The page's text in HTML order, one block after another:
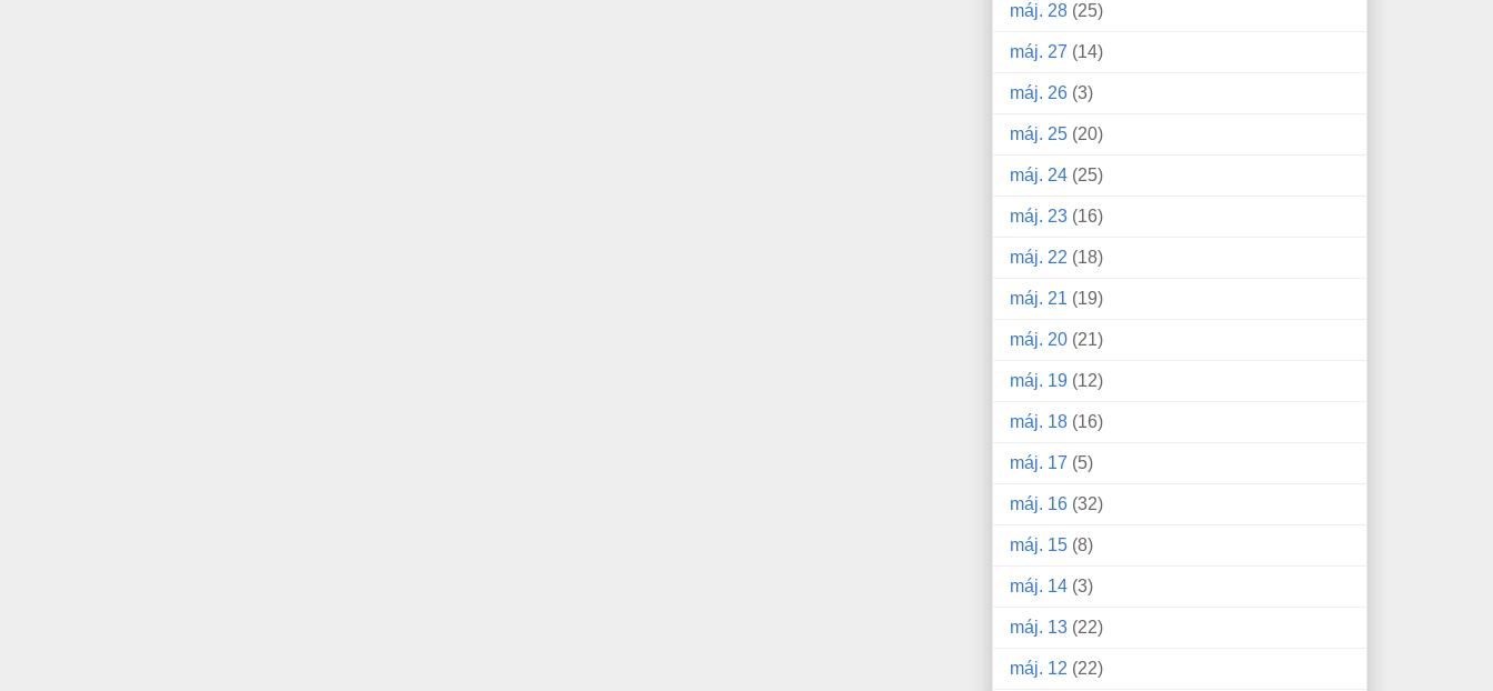
máj. 28 (25)
máj. 27 (14)
máj. 26 (3)
máj. 25 (20)
máj. 24 (25)
máj. 23 (16)
máj. 22 (18)
máj. 21 (19)
máj. 20 (21)
máj. 19 (12)
máj. 18 (16)
máj. 17 (5)
máj. 16 (32)
máj. 15 (8)
máj. 14 (3)
máj. 13 (22)
máj. 12 (22)